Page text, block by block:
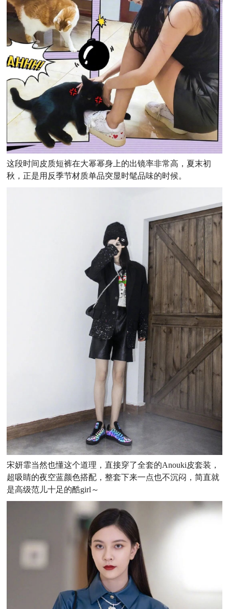
这段时间皮质短裤在大幂幂身上的出镜率非常高，夏末初
秋，正是用反季节材质单品突显时髦品味的时候。
宋妍霏当然也懂这个道理，直接穿了全套的Anouki皮套装，
超吸睛的夜空蓝颜色搭配，整套下来一点也不沉闷，简直就
是高级范儿十足的酷girl～